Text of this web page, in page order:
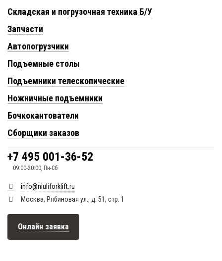
Складская и погрузочная техника Б/У
Запчасти
Автопогрузчики
Подъемные столы
Подъемники телескопические
Ножничные подъемники
Бочкокантователи
Сборщики заказов
+7 495 001-36-52
09:00-20:00, Пн-Сб
info@niuliforklift.ru
Москва, Рябиновая ул., д. 51, стр. 1
Онлайн заявка